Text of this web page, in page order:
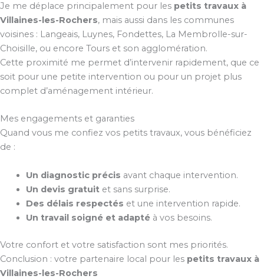
Je me déplace principalement pour les petits travaux à
Villaines-les-Rochers, mais aussi dans les communes
voisines : Langeais, Luynes, Fondettes, La Membrolle-sur-
Choisille, ou encore Tours et son agglomération.
Cette proximité me permet d’intervenir rapidement, que ce
soit pour une petite intervention ou pour un projet plus
complet d’aménagement intérieur.
Mes engagements et garanties
Quand vous me confiez vos petits travaux, vous bénéficiez
de :
Un diagnostic précis avant chaque intervention.
Un devis gratuitet sans surprise.
Des délais respectés et une intervention rapide.
Un travail soigné et adaptéà vos besoins.
Votre confort et votre satisfaction sont mes priorités.
Conclusion : votre partenaire local pour les petits travaux à
Villaines-les-Rochers